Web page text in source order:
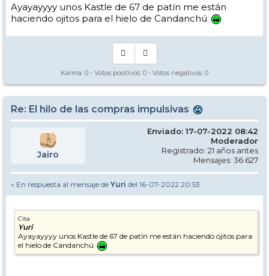
Ayayayyyy unos Kastle de 67 de patín me están
haciendo ojitos para el hielo de Candanchú
Karma: 0 - Votos positivos: 0 - Votos negativos: 0
Re: El hilo de las compras impulsivas
Jairo
Enviado: 17-07-2022 08:42
Moderador
Registrado: 21 años antes
Mensajes: 36.627
» En respuesta al mensaje de Yuri del 16-07-2022 20:53
Cita
Yuri
Ayayayyyy unos Kastle de 67 de patín me están haciendo ojitos para
el hielo de Candanchú